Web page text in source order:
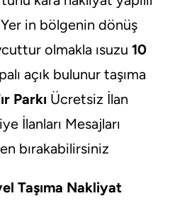
in bölgenin dönüş
olmakla ısuzu 10
açık bulunur taşıma
Parkı Ücretsiz İlan
İlanları Mesajları
bırakabilirsiniz
Taşıma Nakliyat